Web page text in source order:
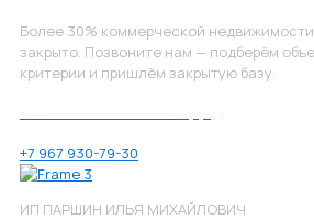
Более 30% коммерческой
закрыто. Позвоните нам — подберём
критерии и пришлём закрытую базу.
+7 967 930-79-30
ИП ПАРШИН ИЛЬЯ МИХАЙЛОВИЧ